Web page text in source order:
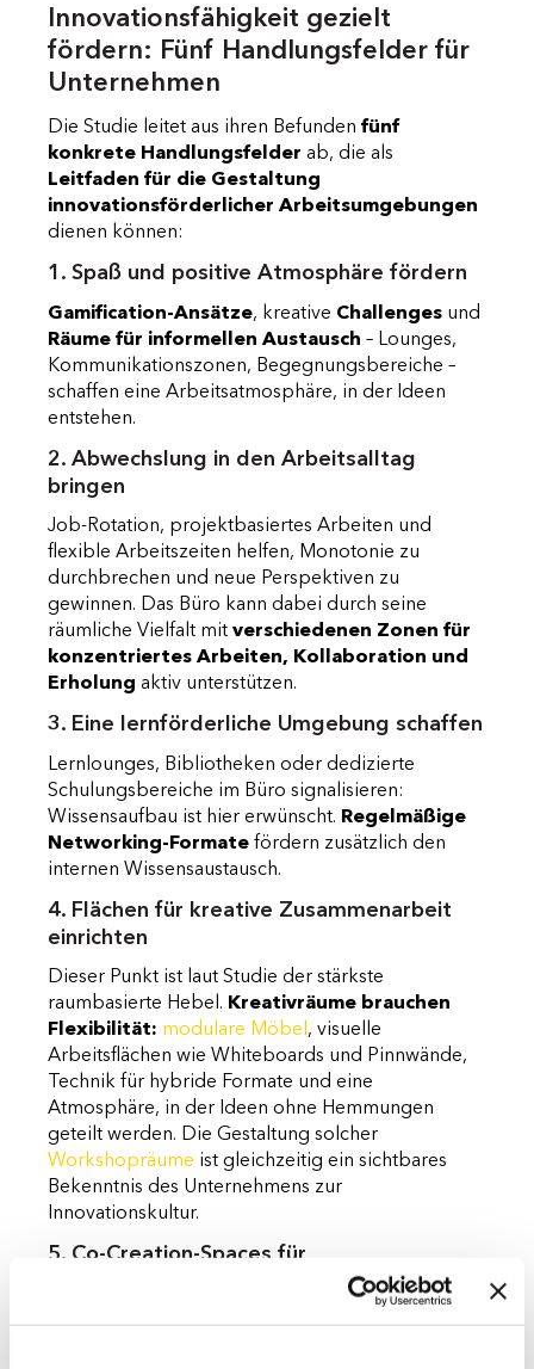
Innovationsfähigkeit gezielt
fördern: Fünf Handlungsfelder für
Unternehmen
Die Studie leitet aus ihren Befunden fünf
konkrete Handlungsfelder ab, die als
Leitfaden für die Gestaltung
innovationsförderlicher Arbeitsumgebungen
dienen können:
1. Spaß und positive Atmosphäre fördern
Gamification-Ansätze, kreative Challenges und
Räume für informellen Austausch – Lounges,
Kommunikationszonen, Begegnungsbereiche –
schaffen eine Arbeitsatmosphäre, in der Ideen
entstehen.
2. Abwechslung in den Arbeitsalltag
bringen
Job-Rotation, projektbasiertes Arbeiten und
flexible Arbeitszeiten helfen, Monotonie zu
durchbrechen und neue Perspektiven zu
gewinnen. Das Büro kann dabei durch seine
räumliche Vielfalt mit verschiedenen Zonen für
konzentriertes Arbeiten, Kollaboration und
Erholung aktiv unterstützen.
3. Eine lernförderliche Umgebung schaffen
Lernlounges, Bibliotheken oder dedizierte
Schulungsbereiche im Büro signalisieren:
Wissensaufbau ist hier erwünscht. Regelmäßige
Networking-Formate fördern zusätzlich den
internen Wissensaustausch.
4. Flächen für kreative Zusammenarbeit
einrichten
Dieser Punkt ist laut Studie der stärkste
raumbasierte Hebel. Kreativräume brauchen
Flexibilität: modulare Möbel , visuelle
Arbeitsflächen wie Whiteboards und Pinnwände,
Technik für hybride Formate und eine
Atmosphäre, in der Ideen ohne Hemmungen
geteilt werden. Die Gestaltung solcher
Workshopräume ist gleichzeitig ein sichtbares
Bekenntnis des Unternehmens zur
Innovationskultur.
5. Co-Creation-Spaces für
bereichsübergreifende Arbeit
Innovation entsteht an Schnittstellen,